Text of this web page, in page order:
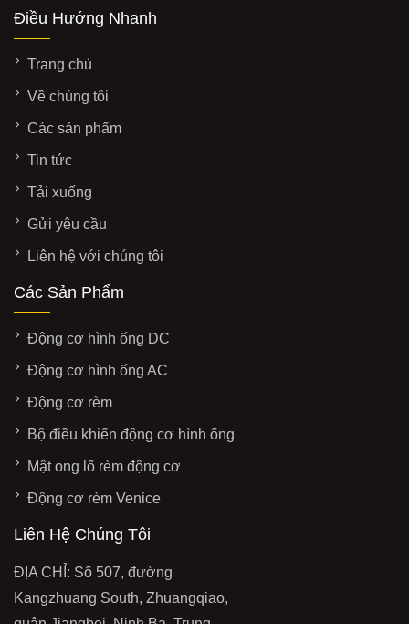
Điều Hướng Nhanh
Trang chủ
Về chúng tôi
Các sản phẩm
Tin tức
Tải xuống
Gửi yêu cầu
Liên hệ với chúng tôi
Các Sản Phẩm
Động cơ hình ống DC
Động cơ hình ống AC
Động cơ rèm
Bộ điều khiển động cơ hình ống
Mật ong lố rèm động cơ
Động cơ rèm Venice
Liên Hệ Chúng Tôi
ĐỊA CHỈ: Số 507, đường
Kangzhuang South, Zhuangqiao,